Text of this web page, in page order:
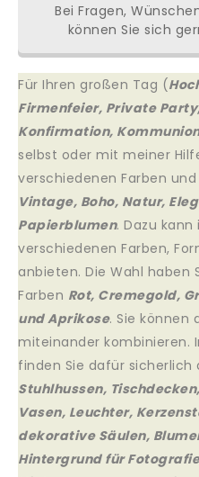
Bei Fragen,
können Sie sich
Für Ihren großen Tag (
Firmenfeier, Private
Konfirmation,
selbst oder mit meiner
verschiedenen Farben
Vintage, Boho, Natur,
Papierblumen. Dazu kann
verschiedenen Farben,
anbieten. Die Wahl haben
Farben Rot, Cremegold,
undAprikose. Sie können
miteinander kombinieren.
finden Sie dafür sicherlich
Stuhlhussen,
Vasen, Leuchter,
dekorative Säulen,
Hintergrund für